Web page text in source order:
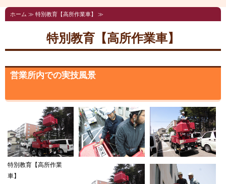
ホーム ≫ 特別教育【高所作業車】 ≫
特別教育【高所作業車】
営業所内での実技風景
特別教育【高所作業
車】